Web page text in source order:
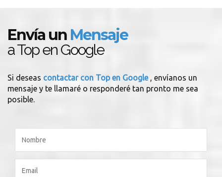
Envía un Mensaje
a Top en Google
Si deseas contactar con Top en Google , envíanos un
mensaje y te llamaré o responderé tan pronto me sea
posible.